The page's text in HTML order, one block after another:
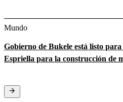
Mundo
Gobierno de Bukele está listo
Espriella para la construcción de